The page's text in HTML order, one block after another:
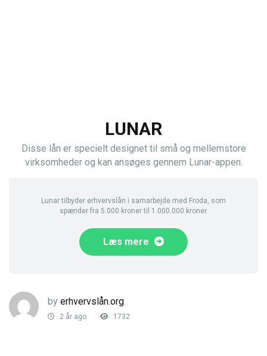
LUNAR
Disse lån er specielt designet til små og mellemstore
virksomheder og kan ansøges gennem Lunar-appen.
Lunar tilbyder erhvervslån i samarbejde med Froda, som
spænder fra 5.000 kroner til 1.000.000 kroner.
Læs mere
by erhvervslån.org
2 år ago 1732